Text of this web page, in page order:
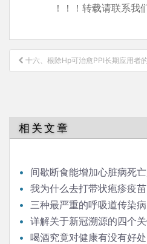
！！！转载请联系我
文
章
十六、根除Hp可治愈PPI长期应用者
相关文章
间歇断食能增加心脏病死
我为什么去打带状疱疹疫苗
三种最严重的呼吸道传染病
详解关于新冠溯源的四个
喝酒究竟对健康有没有好处